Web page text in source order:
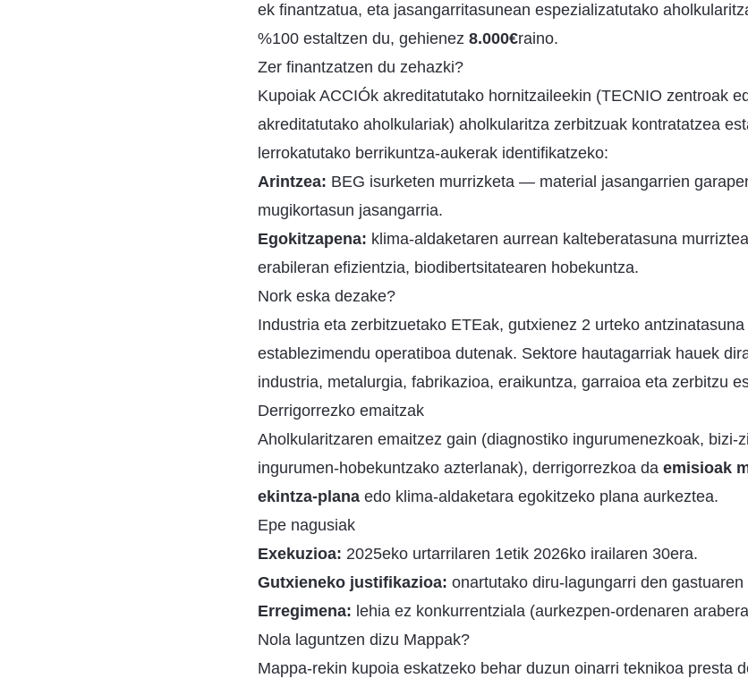
ek finantzatua, eta jasangarritasunean espezializatutako
%100 estaltzen du, gehienez 8.000€raino.
Zer finantzatzen du zehazki?
Kupoiak ACCIÓk akreditatutako hornitzaileekin (TECNIO zentroak
akreditatutako aholkulariak) aholkularitza zerbitzuak kontratatzea
lerrokatutako berrikuntza-aukerak identifikatzeko:
Arintzea: BEG isurketen murrizketa — material jasangarrien
mugikortasun jasangarria.
Egokitzapena: klima-aldaketaren aurrean kalteberatasuna
erabileran efizientzia, biodibertsitatearen hobekuntza.
Nork eska dezake?
Industria eta zerbitzuetako ETEak, gutxienez 2 urteko
establezimendu operatiboa dutenak. Sektore hautagarriak hauek
industria, metalurgia, fabrikazioa, eraikuntza, garraioa eta zerbitzu
Derrigorrezko emaitzak
Aholkularitzaren emaitzez gain (diagnostiko ingurumenezkoak, bizi-
ingurumen-hobekuntzako azterlanak), derrigorrezkoa da emisioak
ekintza-plana edo klima-aldaketara egokitzeko plana aurkeztea.
Epe nagusiak
Exekuzioa: 2025eko urtarrilaren 1etik 2026ko irailaren 30era.
Gutxieneko justifikazioa: onartutako diru-lagungarri den gastuaren
Erregimena: lehia ez konkurrentziala (aurkezpen-ordenaren
Nola laguntzen dizu Mappak?
Mappa-rekin kupoia eskatzeko behar duzun oinarri teknikoa presta